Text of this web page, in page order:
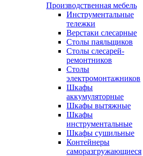
Производственная мебель
Инструментальные
тележки
Верстаки слесарные
Столы паяльщиков
Столы слесарей-
ремонтников
Столы
электромонтажников
Шкафы
аккумуляторные
Шкафы вытяжные
Шкафы
инструментальные
Шкафы сушильные
Контейнеры
саморазгружающиеся